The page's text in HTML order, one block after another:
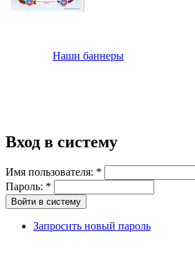
Наши баннеры
Вход в систему
Имя пользователя: *
Пароль: *
Запросить новый пароль